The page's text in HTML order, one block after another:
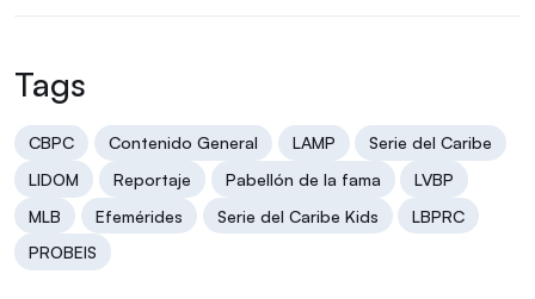
Tags
CBPC Contenido General LAMP
Serie del Caribe
LIDOM
Reportaje Pabellón de la fama
LVBP
MLB
Efemérides Serie del Caribe Kids
LBPRC
PROBEIS